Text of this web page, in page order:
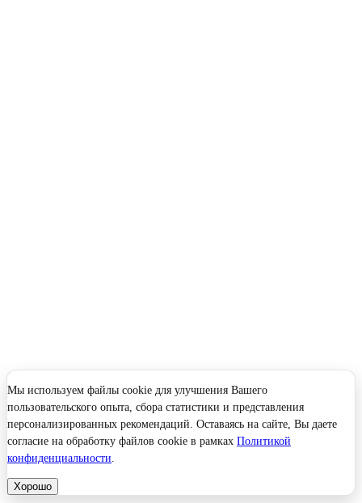
Мы используем файлы cookie для улучшения Вашего
пользовательского опыта, сбора статистики и представления
персонализированных рекомендаций. Оставаясь на сайте, Вы даете
согласие на обработку файлов cookie в рамках Политикой
конфиденциальности
Хорошо